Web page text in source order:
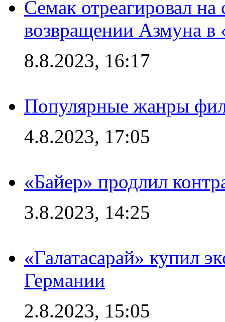
Семак отреагировал
возвращении Азмуна в
8.8.2023, 16:17
Популярные жанры
4.8.2023, 17:05
«Байер» продлил
3.8.2023, 14:25
«Галатасарай» купил
Германии
2.8.2023, 15:05